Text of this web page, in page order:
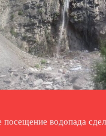
водопада